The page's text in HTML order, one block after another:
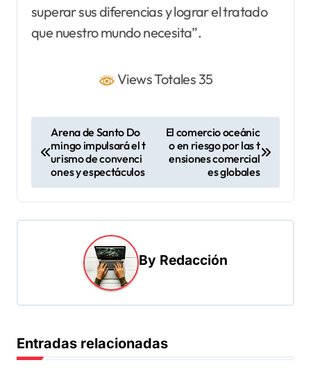
superar sus diferencias y lograr el tratado
que nuestro mundo necesita”.
Views Totales 35
e
g
ó
n
d
Arena de Santo Do
mingo impulsará el t
urismo​ de convenci
ones y espectáculos
El comercio oceánic
o en riesgo por las t
ensiones comercial
es globales
By Redacción
Entradas relacionadas